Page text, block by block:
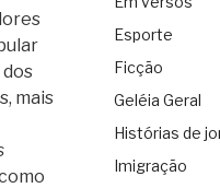
mais
Esporte
Ficção
Geléia Geral
Histórias de
Imigração